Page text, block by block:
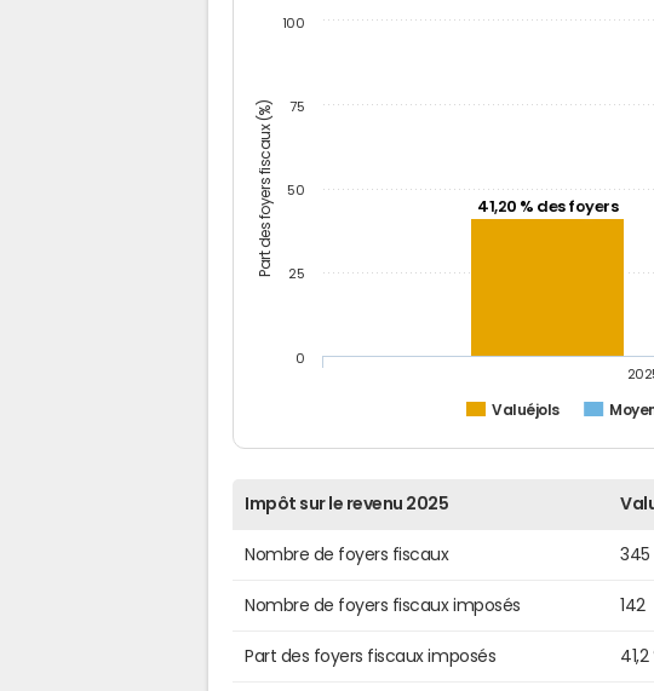
Part des foyers fiscaux (%) 41,20 % des foyers
Valuéjols
0
25
50
75
100
Impôt sur le revenu 2025
Nombre de foyers fiscaux 345
Nombre de foyers fiscaux imposés 142
Part des foyers fiscaux imposés 41,2